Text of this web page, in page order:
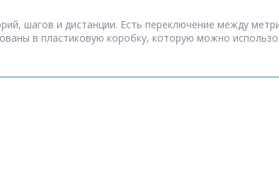
шагов и дистанции. Есть переключение между
в пластиковую коробку, которую можно